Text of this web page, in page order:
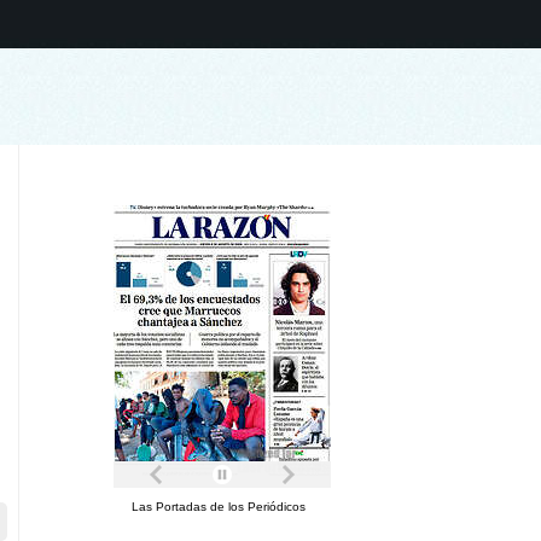
Las Portadas de los Periódicos